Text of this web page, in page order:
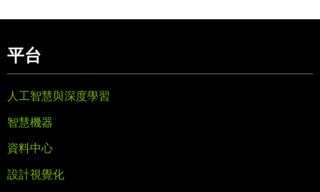
平台
人工智慧與深度學習
智慧機器
資料中心
設計視覺化